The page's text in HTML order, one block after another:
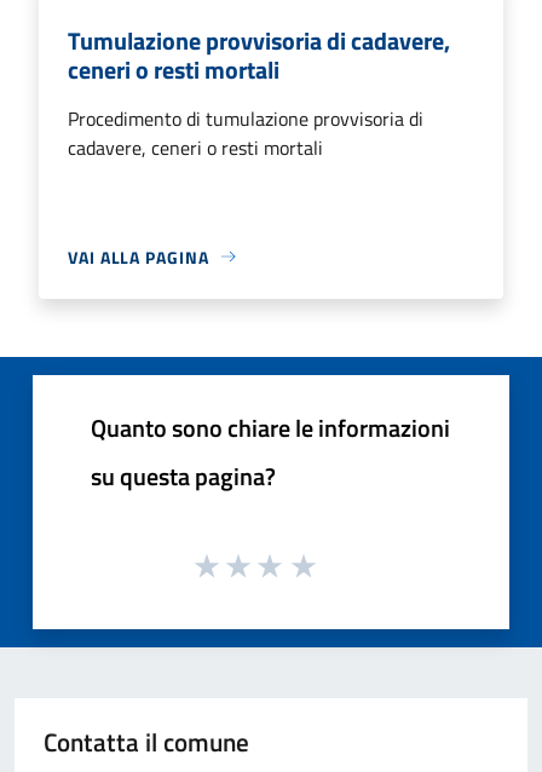
Tumulazione provvisoria di cadavere,
ceneri o resti mortali
Procedimento di tumulazione provvisoria di
cadavere, ceneri o resti mortali
VAI ALLA PAGINA
Quanto sono chiare le informazioni
su questa pagina?
Contatta il comune